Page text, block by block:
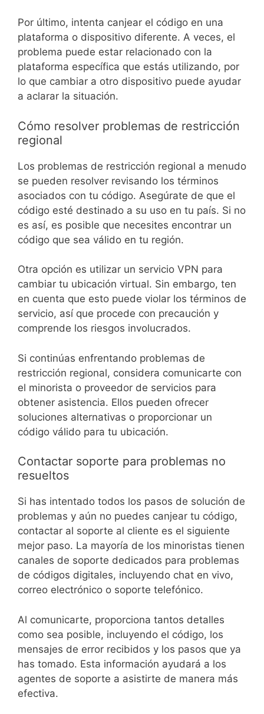
Por último, intenta canjear el código en una
plataforma o dispositivo diferente. A veces, el
problema puede estar relacionado con la
plataforma específica que estás utilizando, por
lo que cambiar a otro dispositivo puede ayudar
a aclarar la situación.
Cómo resolver problemas de restricción
regional
Los problemas de restricción regional a menudo
se pueden resolver revisando los términos
asociados con tu código. Asegúrate de que el
código esté destinado a su uso en tu país. Si no
es así, es posible que necesites encontrar un
código que sea válido en tu región.
Otra opción es utilizar un servicio VPN para
cambiar tu ubicación virtual. Sin embargo, ten
en cuenta que esto puede violar los términos de
servicio, así que procede con precaución y
comprende los riesgos involucrados.
Si continúas enfrentando problemas de
restricción regional, considera comunicarte con
el minorista o proveedor de servicios para
obtener asistencia. Ellos pueden ofrecer
soluciones alternativas o proporcionar un
código válido para tu ubicación.
Contactar soporte para problemas no
resueltos
Si has intentado todos los pasos de solución de
problemas y aún no puedes canjear tu código,
contactar al soporte al cliente es el siguiente
mejor paso. La mayoría de los minoristas tienen
canales de soporte dedicados para problemas
de códigos digitales, incluyendo chat en vivo,
correo electrónico o soporte telefónico.
Al comunicarte, proporciona tantos detalles
como sea posible, incluyendo el código, los
mensajes de error recibidos y los pasos que ya
has tomado. Esta información ayudará a los
agentes de soporte a asistirte de manera más
efectiva.